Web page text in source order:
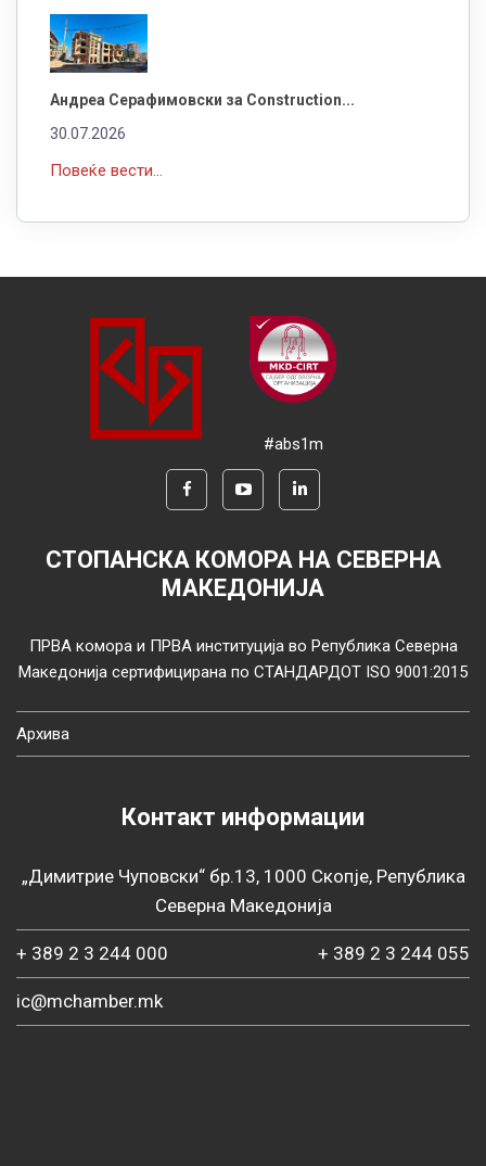
Андреа Серафимовски за Construction...
30.07.2026
Повеќе вести...
#abs1m
СТОПАНСКА КОМОРА НА СЕВЕРНА
МАКЕДОНИЈА
ПРВА комора и ПРВА институција во Република Северна
Македонија сертифицирана по СТАНДАРДОТ ISO 9001:2015
Архива
Контакт информации
„Димитрие Чуповски“ бр.13, 1000 Скопје, Република
Северна Македонија
+ 389 2 3 244 000 + 389 2 3 244 055
ic@mchamber.mk